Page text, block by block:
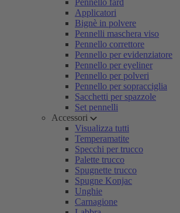
Pennello fard
Applicatori
Bignè in polvere
Pennelli maschera viso
Pennello correttore
Pennello per evidenziatore
Pennello per eyeliner
Pennello per polveri
Pennello per sopracciglia
Sacchetti per spazzole
Set pennelli
Accessori
Visualizza tutti
Temperamatite
Specchi per trucco
Palette trucco
Spugnette trucco
Spugne Konjac
Unghie
Carnagione